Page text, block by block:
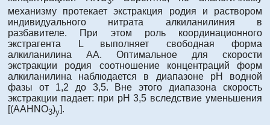
механизму протекает экстракция родия и раствором
индивидуального нитрата алкиланилиния в
разбавителе. При этом роль координационного
экстрагента L выполняет свободная форма
алкиланилина АА. Оптимальное для скорости
экстракции родия соотношение концентраций форм
алкиланилина наблюдается в диапазоне рН водной
фазы от 1,2 до 3,5. Вне этого диапазона скорость
экстракции падает: при рН 3,5 вследствие уменьшения
[(ААHNO3)y].